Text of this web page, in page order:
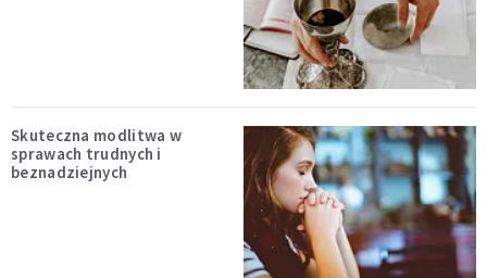
Skuteczna modlitwa w
sprawach trudnych i
beznadziejnych